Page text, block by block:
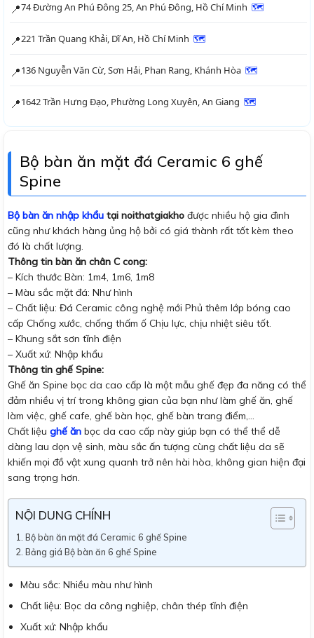
📍74 Đường An Phú Đông 25, An Phú Đông, Hồ Chí Minh 🗺
📍221 Trần Quang Khải, Dĩ An, Hồ Chí Minh 🗺
📍136 Nguyễn Văn Cừ, Sơn Hải, Phan Rang, Khánh Hòa 🗺
📍1642 Trần Hưng Đạo, Phường Long Xuyên, An Giang 🗺
Bộ bàn ăn mặt đá Ceramic 6 ghế
Spine
Bộ bàn ăn nhập khẩu tại noithatgiakho được nhiều hộ gia đình
cũng như khách hàng ủng hộ bởi có giá thành rất tốt kèm theo
đó là chất lượng.
Thông tin bàn ăn chân C cong:
– Kích thước Bàn: 1m4, 1m6, 1m8
– Màu sắc mặt đá: Như hình
– Chất liệu: Đá Ceramic công nghệ mới Phủ thêm lớp bóng cao
cấp Chống xước, chống thấm ố Chịu lực, chịu nhiệt siêu tốt.
– Khung sắt sơn tĩnh điện
– Xuất xứ: Nhập khẩu
Thông tin ghế Spine:
Ghế ăn Spine bọc da cao cấp là một mẫu ghế đẹp đa năng có thể
đảm nhiều vị trí trong không gian của bạn như làm ghế ăn, ghế
làm việc, ghế cafe, ghế bàn học, ghế bàn trang điểm,…
Chất liệu ghế ăn bọc da cao cấp này giúp bạn có thể thể dễ
dàng lau dọn vệ sinh, màu sắc ấn tượng cùng chất liệu da sẽ
khiến mọi đồ vật xung quanh trở nên hài hòa, không gian hiện đại
sang trọng hơn.
NỘI DUNG CHÍNH
Bộ bàn ăn mặt đá Ceramic 6 ghế Spine
Bảng giá Bộ bàn ăn 6 ghế Spine
Màu sắc: Nhiều màu như hình
Chất liệu: Bọc da công nghiệp, chân thép tĩnh điện
Xuất xứ: Nhập khẩu